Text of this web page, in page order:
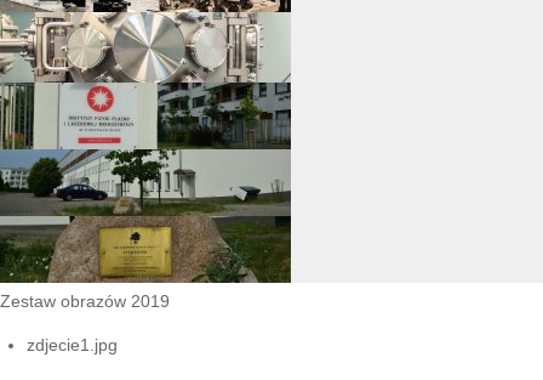
Zestaw obrazów 2019
zdjecie1.jpg